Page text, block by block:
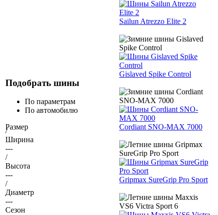
Подобрать шины
По параметрам
По автомобилю
Размер
/
Ширина
---
/
Высота
---
/
Диаметр
---
Сезон
Sailun Atrezzo Elite 2
Gislaved Spike Control
Cordiant SNO-MAX 7000
Gripmax SureGrip Pro Sport